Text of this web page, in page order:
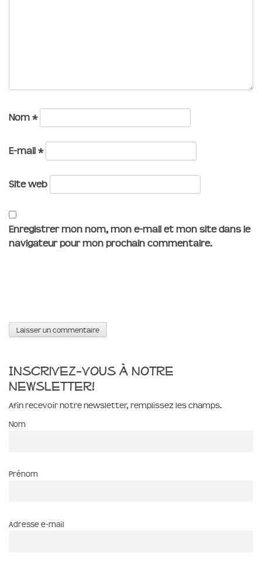
Nom *
E-mail *
Site web
Enregistrer mon nom, mon e-mail et mon site dans le
navigateur pour mon prochain commentaire.
Inscrivez-vous à notre
newsletter!
Afin recevoir notre newsletter, remplissez les champs.
Nom
Prénom
Adresse e-mail